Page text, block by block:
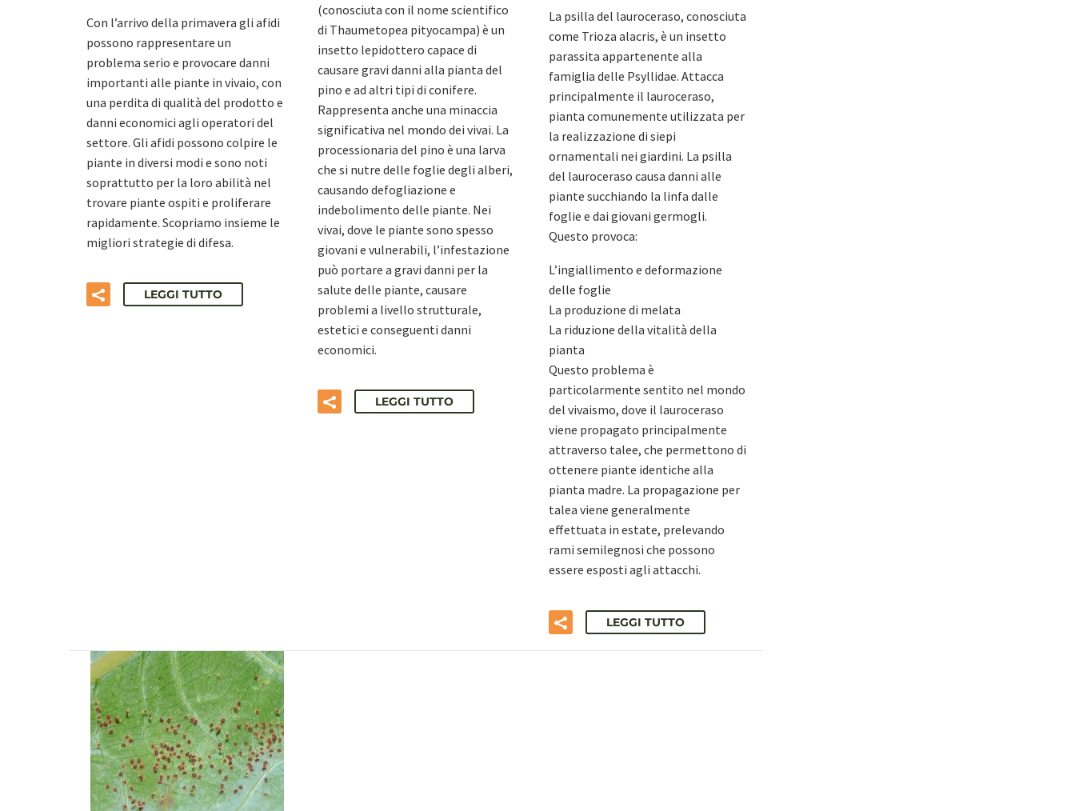
Con l’arrivo della primavera gli afidi
possono rappresentare un
problema serio e provocare danni
importanti alle piante in vivaio, con
una perdita di qualità del prodotto e
danni economici agli operatori del
settore. Gli afidi possono colpire le
piante in diversi modi e sono noti
soprattutto per la loro abilità nel
trovare piante ospiti e proliferare
rapidamente. Scopriamo insieme le
migliori strategie di difesa.
LEGGI TUTTO
(conosciuta con il nome scientifico
di Thaumetopea pityocampa) è un
insetto lepidottero capace di
causare gravi danni alla pianta del
pino e ad altri tipi di conifere.
Rappresenta anche una minaccia
significativa nel mondo dei vivai. La
processionaria del pino è una larva
che si nutre delle foglie degli alberi,
causando defogliazione e
indebolimento delle piante. Nei
vivai, dove le piante sono spesso
giovani e vulnerabili, l’infestazione
può portare a gravi danni per la
salute delle piante, causare
problemi a livello strutturale,
estetici e conseguenti danni
economici.
LEGGI TUTTO
La psilla del lauroceraso, conosciuta
come Trioza alacris, è un insetto
parassita appartenente alla
famiglia delle Psyllidae. Attacca
principalmente il lauroceraso,
pianta comunemente utilizzata per
la realizzazione di siepi
ornamentali nei giardini. La psilla
del lauroceraso causa danni alle
piante succhiando la linfa dalle
foglie e dai giovani germogli.
Questo provoca:
L’ingiallimento e deformazione
delle foglie
La produzione di melata
La riduzione della vitalità della
pianta
Questo problema è
particolarmente sentito nel mondo
del vivaismo, dove il lauroceraso
viene propagato principalmente
attraverso talee, che permettono di
ottenere piante identiche alla
pianta madre. La propagazione per
talea viene generalmente
effettuata in estate, prelevando
rami semilegnosi che possono
essere esposti agli attacchi.
LEGGI TUTTO